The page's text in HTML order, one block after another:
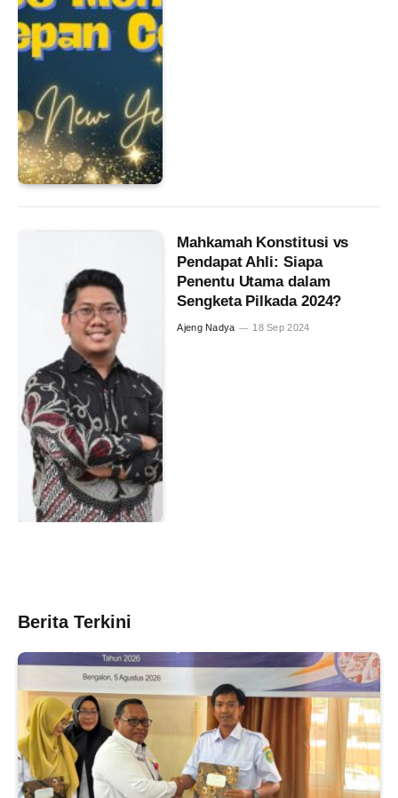
Mahkamah Konstitusi vs
Pendapat Ahli: Siapa
Penentu Utama dalam
Sengketa Pilkada 2024?
Ajeng Nadya 18 Sep 2024
Berita Terkini